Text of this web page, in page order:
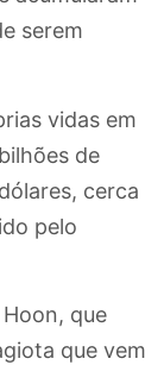
serem
vidas em
de
cerca
pelo
que
que vem